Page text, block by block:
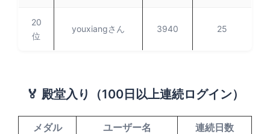
20
位
youxiangさん 3940 25
🏅 殿堂入り（100日以上連続ログイン）
メダル ユーザー名
連続日数